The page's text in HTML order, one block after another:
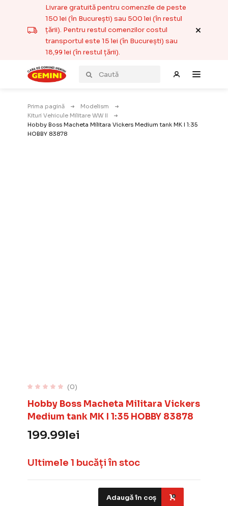
Livrare gratuită pentru comenzile de peste
150 lei (în București) sau 500 lei (în restul
țării). Pentru restul comenzilor costul
transportul este 15 lei (în București) sau
18,99 lei (în restul țării).
Prima pagină
Modelism
Kituri Vehicule Militare WW II
Hobby Boss Macheta Militara Vickers Medium tank MK I 1:35
HOBBY 83878
(0)
Hobby Boss Macheta Militara Vickers
Medium tank MK I 1:35 HOBBY 83878
199.99lei
Ultimele 1 bucăți în stoc
Adaugă în coș